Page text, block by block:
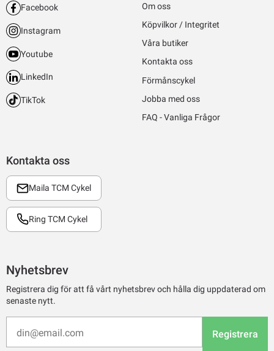
Kontakta oss
Maila TCM Cykel
Ring TCM Cykel
Facebook
Instagram
Youtube
LinkedIn
TikTok
Om oss
Köpvilkor / Integritet
Våra butiker
Kontakta oss
Förmånscykel
Jobba med oss
FAQ - Vanliga Frågor
Nyhetsbrev
Registrera dig för att få vårt nyhetsbrev och hålla dig uppdaterad om
senaste nytt.
Registrera